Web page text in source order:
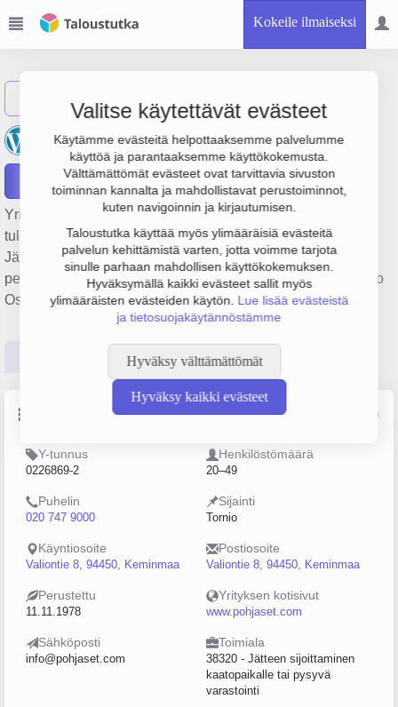
Kokeile ilmaiseksi
Valitse käytettävät evästeet
Käytämme evästeitä helpottaaksemme palvelumme
käyttöä ja parantaaksemme käyttökokemusta.
Välttämättömät evästeet ovat tarvittavia sivuston
toiminnan kannalta ja mahdollistavat perustoiminnot,
kuten navigoinnin ja kirjautumisen.
Taloustutka käyttää myös ylimääräisiä evästeitä
palvelun kehittämistä varten, jotta voimme tarjota
sinulle parhaan mahdollisen käyttökokemuksen.
Hyväksymällä kaikki evästeet sallit myös
ylimääräisten evästeiden käytön. Lue lisää evästeistä
ja tietosuojakäytännöstämme
Hyväksy välttämättömät
Hyväksy kaikki evästeet
Pohjaset Recycling Oy
Raportit
Yrityksen Pohjaset Recycling Oy liikevaihto on 8.6 milj. €,
tulos -46 000 € ja henkilöstömäärä 43. Sen päätoimiala on
Jätteen sijoittaminen kaatopaikalle tai pysyvä varastointi,
perustamisvuosi 1978 ja sijainti Tornio. Yrityksen yhtiömuoto
Osakeyhtiö (OY).
Tilinpäätösluvut Päättäjätiedot
Lähde: YTJ, PRH, Traficom
Y-tunnus
0226869-2
Henkilöstömäärä
20–49
Puhelin
020 747 9000
Sijainti
Tornio
Käyntiosoite
Valiontie 8, 94450, Keminmaa
Postiosoite
Valiontie 8, 94450, Keminmaa
Perustettu
11.11.1978
Yrityksen kotisivut
www.pohjaset.com
Sähköposti
info@pohjaset.com
Toimiala
38320 - Jätteen sijoittaminen
kaatopaikalle tai pysyvä
varastointi